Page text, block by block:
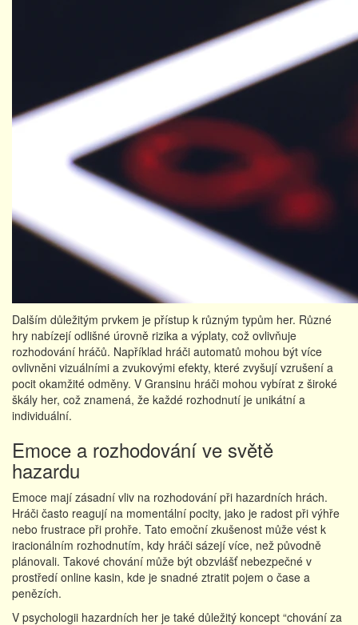
Dalším důležitým prvkem je přístup k různým typům her. Různé
hry nabízejí odlišné úrovně rizika a výplaty, což ovlivňuje
rozhodování hráčů. Například hráči automatů mohou být více
ovlivněni vizuálními a zvukovými efekty, které zvyšují vzrušení a
pocit okamžité odměny. V Gransinu hráči mohou vybírat z široké
škály her, což znamená, že každé rozhodnutí je unikátní a
individuální.
Emoce a rozhodování ve světě
hazardu
Emoce mají zásadní vliv na rozhodování při hazardních hrách.
Hráči často reagují na momentální pocity, jako je radost při výhře
nebo frustrace při prohře. Tato emoční zkušenost může vést k
iracionálním rozhodnutím, kdy hráči sázejí více, než původně
plánovali. Takové chování může být obzvlášť nebezpečné v
prostředí online kasin, kde je snadné ztratit pojem o čase a
penězích.
V psychologii hazardních her je také důležitý koncept “chování za